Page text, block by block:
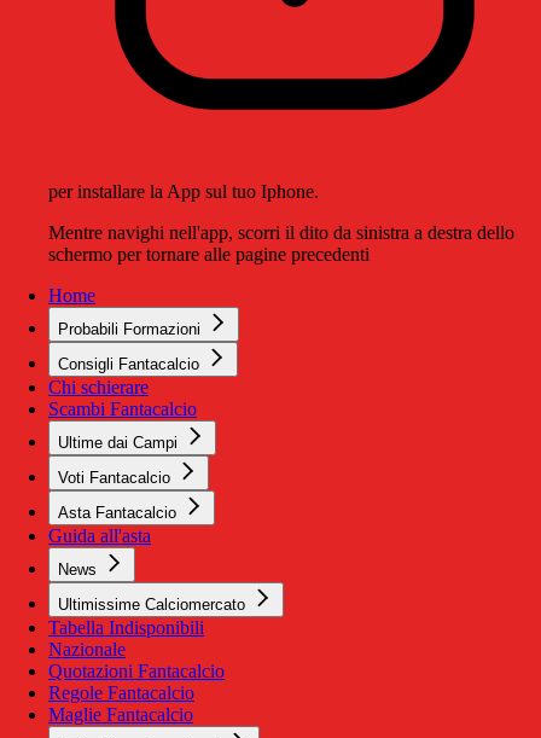
per installare la App sul tuo Iphone.
Mentre navighi nell'app, scorri il dito da sinistra a destra dello
schermo per tornare alle pagine precedenti
Home
Probabili Formazioni
Consigli Fantacalcio
Chi schierare
Scambi Fantacalcio
Ultime dai Campi
Voti Fantacalcio
Asta Fantacalcio
Guida all'asta
News
Ultimissime Calciomercato
Tabella Indisponibili
Nazionale
Quotazioni Fantacalcio
Regole Fantacalcio
Maglie Fantacalcio